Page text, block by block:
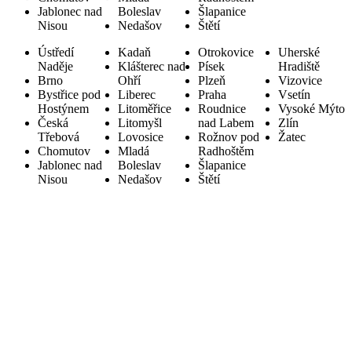
Jablonec nad
Nisou
Boleslav
Nedašov
Šlapanice
Štětí
Ústředí
Naděje
Brno
Bystřice pod
Hostýnem
Česká
Třebová
Chomutov
Jablonec nad
Nisou
Kadaň
Klášterec nad
Ohří
Liberec
Litoměřice
Litomyšl
Lovosice
Mladá
Boleslav
Nedašov
Otrokovice
Písek
Plzeň
Praha
Roudnice
nad Labem
Rožnov pod
Radhoštěm
Šlapanice
Štětí
Uherské
Hradiště
Vizovice
Vsetín
Vysoké Mýto
Zlín
Žatec